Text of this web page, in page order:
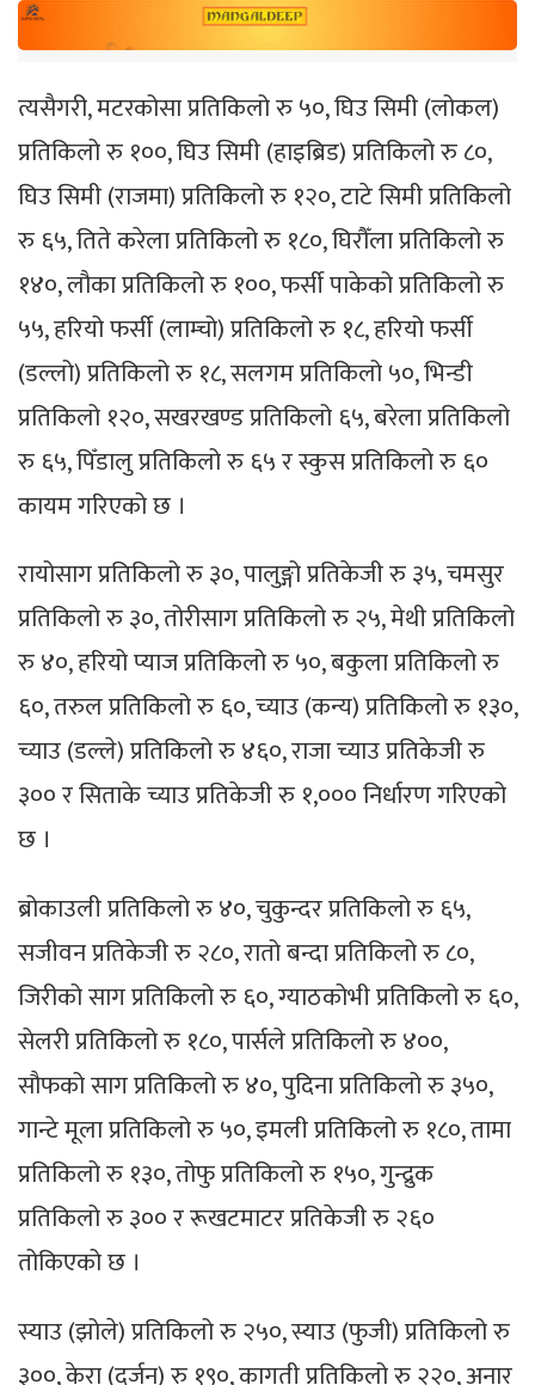
त्यसैगरी, मटरकोसा प्रतिकिलो रु ५०, घिउ सिमी (लोकल)
प्रतिकिलो रु १००, घिउ सिमी (हाइब्रिड) प्रतिकिलो रु ८०,
घिउ सिमी (राजमा) प्रतिकिलो रु १२०, टाटे सिमी प्रतिकिलो
रु ६५, तिते करेला प्रतिकिलो रु १८०, घिरौँला प्रतिकिलो रु
१४०, लौका प्रतिकिलो रु १००, फर्सी पाकेको प्रतिकिलो रु
५५, हरियो फर्सी (लाम्चो) प्रतिकिलो रु १८, हरियो फर्सी
(डल्लो) प्रतिकिलो रु १८, सलगम प्रतिकिलो ५०, भिन्डी
प्रतिकिलो १२०, सखरखण्ड प्रतिकिलो ६५, बरेला प्रतिकिलो
रु ६५, पिँडालु प्रतिकिलो रु ६५ र स्कुस प्रतिकिलो रु ६०
कायम गरिएको छ ।
रायोसाग प्रतिकिलो रु ३०, पालुङ्गो प्रतिकेजी रु ३५, चमसुर
प्रतिकिलो रु ३०, तोरीसाग प्रतिकिलो रु २५, मेथी प्रतिकिलो
रु ४०, हरियो प्याज प्रतिकिलो रु ५०, बकुला प्रतिकिलो रु
६०, तरुल प्रतिकिलो रु ६०, च्याउ (कन्य) प्रतिकिलो रु १३०,
च्याउ (डल्ले) प्रतिकिलो रु ४६०, राजा च्याउ प्रतिकेजी रु
३०० र सिताके च्याउ प्रतिकेजी रु १,००० निर्धारण गरिएको
छ ।
ब्रोकाउली प्रतिकिलो रु ४०, चुकुन्दर प्रतिकिलो रु ६५,
सजीवन प्रतिकेजी रु २८०, रातो बन्दा प्रतिकिलो रु ८०,
जिरीको साग प्रतिकिलो रु ६०, ग्याठकोभी प्रतिकिलो रु ६०,
सेलरी प्रतिकिलो रु १८०, पार्सले प्रतिकिलो रु ४००,
सौफको साग प्रतिकिलो रु ४०, पुदिना प्रतिकिलो रु ३५०,
गान्टे मूला प्रतिकिलो रु ५०, इमली प्रतिकिलो रु १८०, तामा
प्रतिकिलो रु १३०, तोफु प्रतिकिलो रु १५०, गुन्द्रुक
प्रतिकिलो रु ३०० र रूखटमाटर प्रतिकेजी रु २६०
तोकिएको छ ।
स्याउ (झोले) प्रतिकिलो रु २५०, स्याउ (फुजी) प्रतिकिलो रु
३००, केरा (दर्जन) रु १९०, कागती प्रतिकिलो रु २२०, अनार